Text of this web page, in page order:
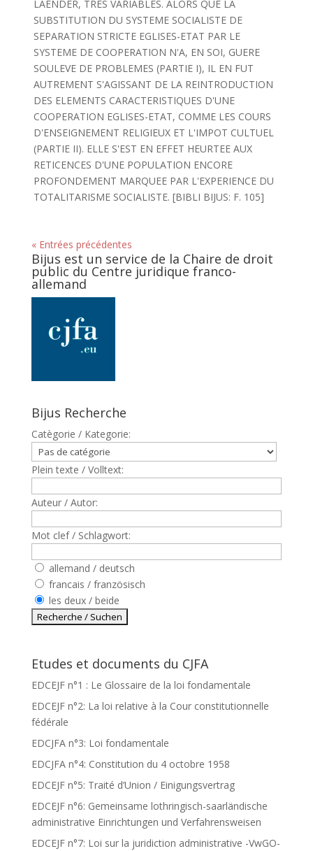
LAENDER, TRES VARIABLES. ALORS QUE LA
SUBSTITUTION DU SYSTEME SOCIALISTE DE
SEPARATION STRICTE EGLISES-ETAT PAR LE
SYSTEME DE COOPERATION N'A, EN SOI, GUERE
SOULEVE DE PROBLEMES (PARTIE I), IL EN FUT
AUTREMENT S'AGISSANT DE LA REINTRODUCTION
DES ELEMENTS CARACTERISTIQUES D'UNE
COOPERATION EGLISES-ETAT, COMME LES COURS
D'ENSEIGNEMENT RELIGIEUX ET L'IMPOT CULTUEL
(PARTIE II). ELLE S'EST EN EFFET HEURTEE AUX
RETICENCES D'UNE POPULATION ENCORE
PROFONDEMENT MARQUEE PAR L'EXPERIENCE DU
TOTALITARISME SOCIALISTE. [BIBLI BIJUS: F. 105]
« Entrées précédentes
Bijus est un service de la Chaire de droit
public du Centre juridique franco-
allemand
Bijus Recherche
Catègorie / Kategorie:
Plein texte / Volltext:
Auteur / Autor:
Mot clef / Schlagwort:
allemand / deutsch
francais / französisch
les deux / beide
Etudes et documents du CJFA
EDCEJF n°1 : Le Glossaire de la loi fondamentale
EDCEJF n°2: La loi relative à la Cour constitutionnelle
fédérale
EDCJFA n°3: Loi fondamentale
EDCJFA n°4: Constitution du 4 octobre 1958
EDCEJF n°5: Traité d’Union / Einigungsvertrag
EDCEJF n°6: Gemeinsame lothringisch-saarländische
administrative Einrichtungen und Verfahrensweisen
EDCEJF n°7: Loi sur la juridiction administrative -VwGO-